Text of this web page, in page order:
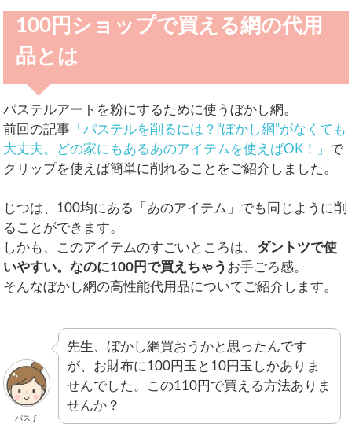
100円ショップで買える網の代用
品とは
パステルアートを粉にするために使うぼかし網。
前回の記事 「パステルを削るには？“ぼかし網”がなくても
大丈夫。どの家にもあるあのアイテムを使えばOK！」 で
クリップを使えば簡単に削れることをご紹介しました。
じつは、100均にある「あのアイテム」でも同じように削
ることができます。
しかも、このアイテムのすごいところは、 ダントツで使
いやすい。なのに100円で買えちゃう お手ごろ感。
そんなぼかし網の高性能代用品についてご紹介します。
パス子
先生、ぼかし網買おうかと思ったんです
が、お財布に100円玉と10円玉しかありま
せんでした。この110円で買える方法ありま
せんか？